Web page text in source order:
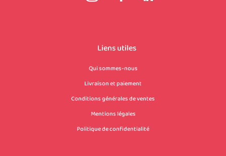
Liens utiles
Qui sommes-nous
Livraison et paiement
Conditions générales de ventes
Mentions légales
Politique de confidentialité